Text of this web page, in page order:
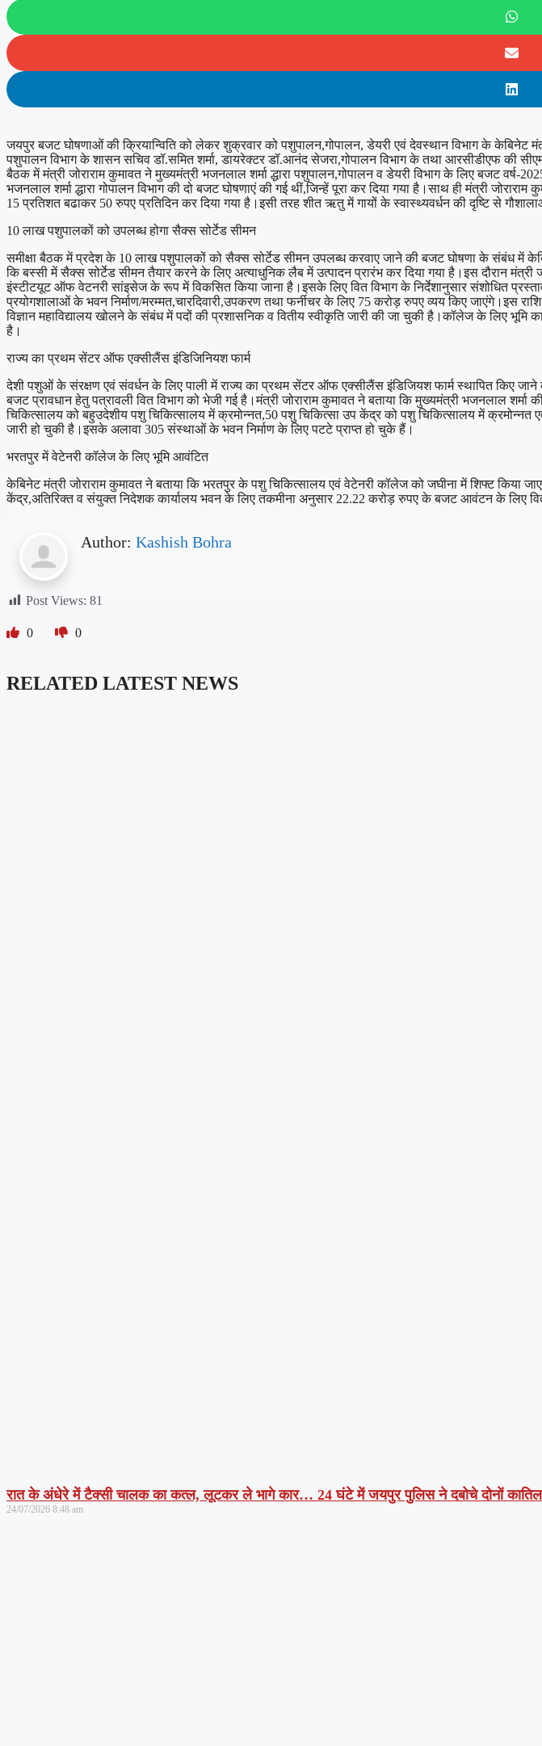
जयपुर बजट घोषणाओं की क्रियान्विति को लेकर शुक्रवार को पशुपालन,गोपालन, डेयरी एवं देवस्थान विभाग के केबिनेट
पशुपालन विभाग के शासन सचिव डॉ.समित शर्मा, डायरेक्टर डॉ.आनंद सेजरा,गोपालन विभाग के तथा आरसीडीएफ की
बैठक में मंत्री जोराराम कुमावत ने मुख्यमंत्री भजनलाल शर्मा द्धारा पशुपालन,गोपालन व डेयरी विभाग के लिए बजट
भजनलाल शर्मा द्धारा गोपालन विभाग की दो बजट घोषणाएं की गई थीं,जिन्हें पूरा कर दिया गया है।साथ ही मंत्री
15 प्रतिशत बढाकर 50 रुपए प्रतिदिन कर दिया गया है।इसी तरह शीत ऋतु में गायों के स्वास्थ्यवर्धन की दृष्टि से
10 लाख पशुपालकों को उपलब्ध होगा सैक्स सोर्टेड सीमन
समीक्षा बैठक में प्रदेश के 10 लाख पशुपालकों को सैक्स सोर्टेड सीमन उपलब्ध करवाए जाने की बजट घोषणा के संबंध में
कि बस्सी में सैक्स सोर्टेड सीमन तैयार करने के लिए अत्याधुनिक लैब में उत्पादन प्रारंभ कर दिया गया है।इस दौरान
इंस्टीटयूट ऑफ वेटनरी सांइसेज के रूप में विकसित किया जाना है।इसके लिए वित विभाग के निर्देशानुसार संशोधित
प्रयोगशालाओं के भवन निर्माण/मरम्मत,चारदिवारी,उपकरण तथा फर्नीचर के लिए 75 करोड़ रुपए व्यय किए जाएंगे।इस
विज्ञान महाविद्यालय खोलने के संबंध में पदों की प्रशासनिक व वितीय स्वीकृति जारी की जा चुकी है।कॉलेज के लिए भूमि
है।
राज्य का प्रथम सेंटर ऑफ एक्सीलैंस इंडिजिनियश फार्म
देशी पशुओं के संरक्षण एवं संवर्धन के लिए पाली में राज्य का प्रथम सेंटर ऑफ एक्सीलैंस इंडिजियश फार्म स्थापित किए
बजट प्रावधान हेतु पत्रावली वित विभाग को भेजी गई है।मंत्री जोराराम कुमावत ने बताया कि मुख्यमंत्री भजनलाल
चिकित्सालय को बहुउदेशीय पशु चिकित्सालय में क्रमोन्नत,50 पशु चिकित्सा उप केंद्र को पशु चिकित्सालय में
जारी हो चुकी है।इसके अलावा 305 संस्थाओं के भवन निर्माण के लिए पटटे प्राप्त हो चुके हैं।
भरतपुर में वेटेनरी कॉलेज के लिए भूमि आवंटित
केबिनेट मंत्री जोराराम कुमावत ने बताया कि भरतपुर के पशु चिकित्सालय एवं वेटेनरी कॉलेज को जघीना में शिफ्ट किया
केंद्र,अतिरिक्त व संयुक्त निदेशक कार्यालय भवन के लिए तकमीना अनुसार 22.22 करोड़ रुपए के बजट आवंटन के लिए वित
Author: Kashish Bohra
Post Views: 81
0 0
RELATED LATEST NEWS
रात के अंधेरे में टैक्सी चालक का कत्ल, लूटकर ले भागे कार… 24 घंटे में जयपुर पुलिस ने दबोचे दोनों कातिल
24/07/2026 8:48 am